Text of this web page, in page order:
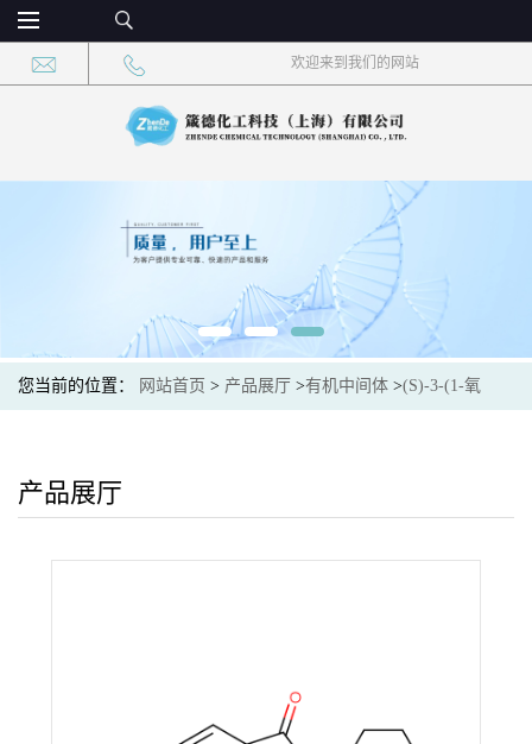
欢迎来到我们的网站
您当前的位置： 网站首页 > 产品展厅 >有机中间体 >(S)-3-(1-氧
现货大量供应，高校可先用后付
产品展厅